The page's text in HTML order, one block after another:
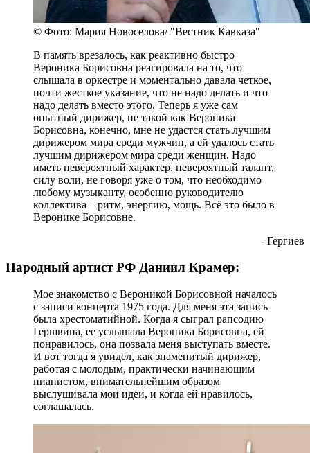
© Фото: Мария Новоселова/ "Вестник Кавказа"
В память врезалось, как реактивно быстро
Вероника Борисовна реагировала на то, что
слышала в оркестре и моментально давала четкое,
почти жесткое указание, что не надо делать и что
надо делать вместо этого. Теперь я уже сам
опытный дирижер, не такой как Вероника
Борисовна, конечно, мне не удастся стать лучшим
дирижером мира среди мужчин, а ей удалось стать
лучшим дирижером мира среди женщин. Надо
иметь невероятный характер, невероятный талант,
силу воли, не говоря уже о том, что необходимо
любому музыканту, особенно руководителю
коллектива – ритм, энергию, мощь. Всё это было в
Веронике Борисовне.
- Гергиев
Народный артист РФ Даниил Крамер:
Мое знакомство с Вероникой Борисовной началось
с записи концерта 1975 года. Для меня эта запись
была хрестоматийной. Когда я сыграл рапсодию
Гершвина, ее услышала Вероника Борисовна, ей
понравилось, она позвала меня выступать вместе.
И вот тогда я увидел, как знаменитый дирижер,
работая с молодым, практически начинающим
пианистом, внимательнейшим образом
выслушивала мои идеи, и когда ей нравилось,
соглашалась.